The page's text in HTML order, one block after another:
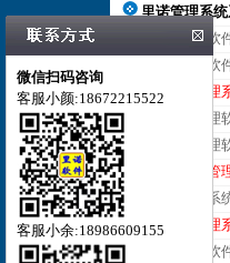
里诺管理系统
里诺仓库管理软
里诺仓库管理软
里诺云仓库管理
里诺进销存管理
里诺进销存管理
里诺云进销存管
里诺客户管理系
里诺云客户管理
里诺合同管理软
微信扫码咨询
客服小颜:18672215522
客服小余:18986609155